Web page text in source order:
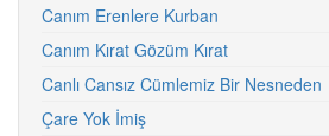
Canım Erenlere Kurban
Canım Kırat Gözüm Kırat
Canlı Cansız Cümlemiz Bir Nesneden
Çare Yok İmiş